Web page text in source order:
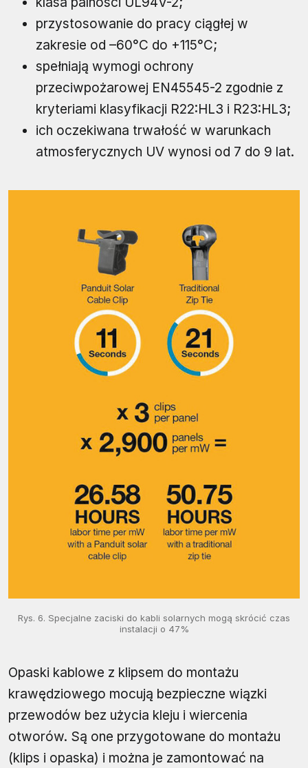
przystosowanie do pracy ciągłej w
zakresie od –60°C do +115°C;
spełniają wymogi ochrony
przeciwpożarowej EN45545-2 zgodnie z
kryteriami klasyfikacji R22:HL3 i R23:HL3;
ich oczekiwana trwałość w warunkach
atmosferycznych UV wynosi od 7 do 9 lat.
Rys. 6. Specjalne zaciski do kabli solarnych mogą skrócić czas
instalacji o 47%
Opaski kablowe z klipsem do montażu
krawędziowego mocują bezpieczne wiązki
przewodów bez użycia kleju i wiercenia
otworów. Są one przygotowane do montażu
(klips i opaska) i można je zamontować na